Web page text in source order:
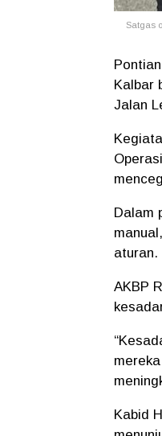
Satgas
Kalbar
Jalan
Dalam
aturan.
AKBP
Kabid